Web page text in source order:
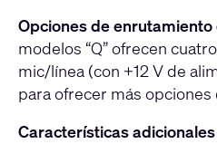
Opciones de
modelos “Q” ofrecen
mic/línea (con +12 V de
para ofrecer más opciones
Características adicionales